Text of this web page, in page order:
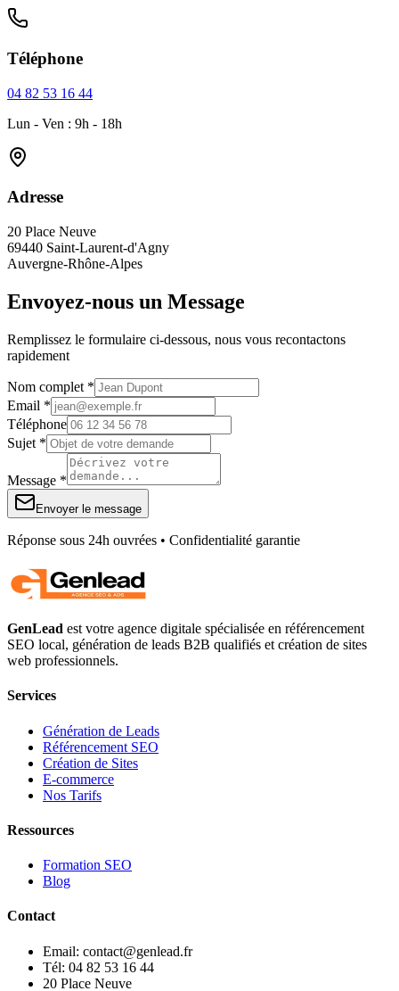
Téléphone
04 82 53 16 44
Lun - Ven : 9h - 18h
Adresse
20 Place Neuve
69440 Saint-Laurent-d'Agny
Auvergne-Rhône-Alpes
Envoyez-nous un Message
Remplissez le formulaire ci-dessous, nous vous recontactons
rapidement
Nom complet *
Email *
Téléphone
Sujet *
Message *
Envoyer le message
Réponse sous 24h ouvrées • Confidentialité garantie
GenLead est votre agence digitale spécialisée en référencement
SEO local, génération de leads B2B qualifiés et création de sites
web professionnels.
Services
Génération de Leads
Référencement SEO
Création de Sites
E-commerce
Nos Tarifs
Ressources
Formation SEO
Blog
Contact
Email: contact@genlead.fr
Tél: 04 82 53 16 44
20 Place Neuve